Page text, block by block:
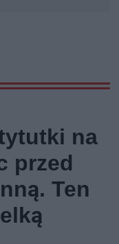
na
przed
Ten